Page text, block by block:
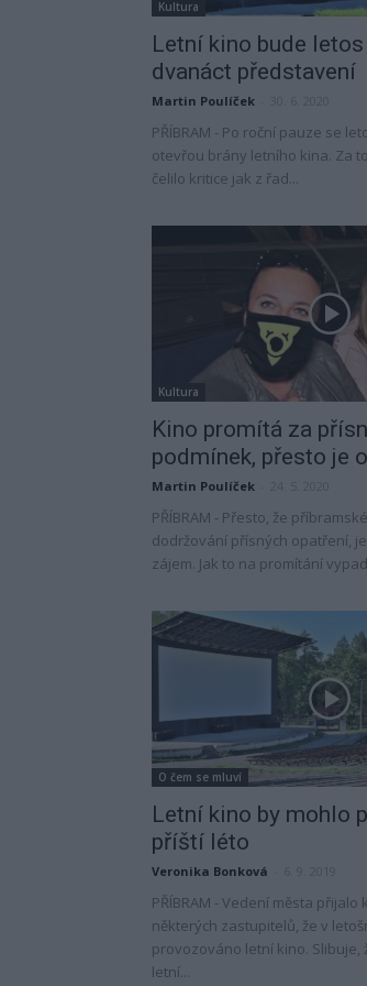
Kultura
Letní kino bude
dvanáct představení
Martin Poulíček
PŘÍBRAM - Po roční pauze se
otevřou brány letního kina. Za
čelilo kritice jak z řad...
Kultura
Kino promítá za
podmínek, přesto je
Martin Poulíček
PŘÍBRAM - Přesto, že
dodržování přísných opatření,
zájem. Jak to na promítání
O čem se mluví
Letní kino by mohlo
příští léto
Veronika Bonková
PŘÍBRAM - Vedení města
některých zastupitelů, že v
provozováno letní kino. Slibuje,
letní...